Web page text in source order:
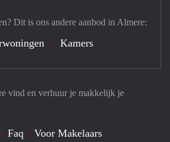
vind en verhuur je makkelijk je
Faq
Voor Makelaars
Dit is ons andere aanbod in Almere:
Kamers